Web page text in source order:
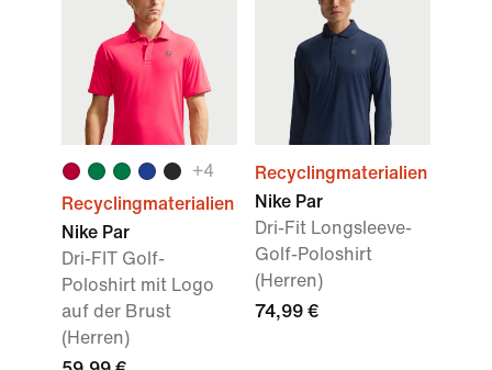
+4
Recyclingmaterialien
Nike Par
Dri-FIT Golf-
Poloshirt mit Logo
auf der Brust
(Herren)
Recyclingmaterialien
Nike Par
Dri-Fit Longsleeve-
Golf-Poloshirt
(Herren)
74,99 €